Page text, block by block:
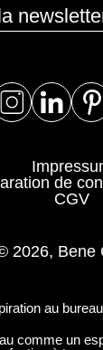
2026, Bene
de
CGV
au
comme un